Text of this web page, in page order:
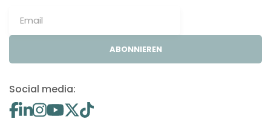
ABONNIEREN
Social media: